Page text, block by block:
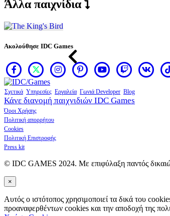
κωδικό
Αλλαγή
BS
CS
DA
DE
EL
EN
ES
FI
FR
HR
JA
KO
NL
PL
PT
Άλλα παιχνίδια
Ακολούθησε IDC Games
Σχετικά Υπηρεσίες Εργαλεία Γωνιά Developer Blog
Κάνε διανομή παιχνιδιών IDC Games
Όροι Χρήσης
Πολιτική απορρήτου
Cookies
Πολιτική Επιστροφής
Press kit
© IDC GAMES 2024. Με επιφύλαξη παντός
×
Αυτός ο ιστότοπος χρησιμοποιεί τα δικά του
προαναφερθέντων cookies και την αποδοχή της